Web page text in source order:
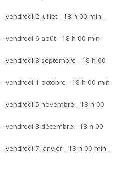
- vendredi 2 juillet - 18 h 00 min -
- vendredi 6 août - 18 h 00 min -
- vendredi 3 septembre - 18 h 00
- vendredi 1 octobre - 18 h 00 min
- vendredi 5 novembre - 18 h 00
- vendredi 3 décembre - 18 h 00
- vendredi 7 janvier - 18 h 00 min -